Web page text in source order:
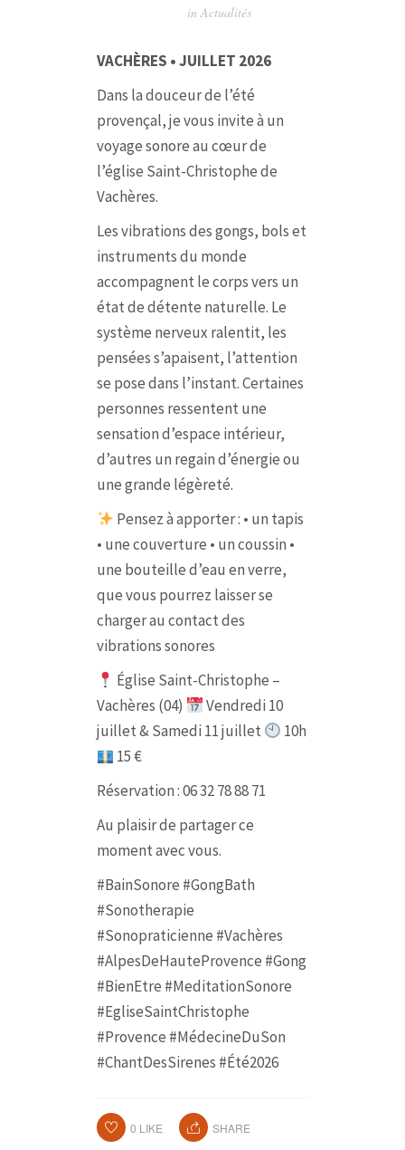
in Actualités
VACHÈRES • JUILLET 2026
Dans la douceur de l’été
provençal, je vous invite à un
voyage sonore au cœur de
l’église Saint-Christophe de
Vachères.
Les vibrations des gongs, bols et
instruments du monde
accompagnent le corps vers un
état de détente naturelle. Le
système nerveux ralentit, les
pensées s’apaisent, l’attention
se pose dans l’instant. Certaines
personnes ressentent une
sensation d’espace intérieur,
d’autres un regain d’énergie ou
une grande légèreté.
Pensez à apporter : • un tapis
• une couverture • un coussin •
une bouteille d’eau en verre,
que vous pourrez laisser se
charger au contact des
vibrations sonores
Église Saint-Christophe –
Vachères (04)
Vendredi 10
juillet & Samedi 11 juillet
10h
15 €
Réservation : 06 32 78 88 71
Au plaisir de partager ce
moment avec vous.
#BainSonore #GongBath
#Sonotherapie
#Sonopraticienne #Vachères
#AlpesDeHauteProvence #Gong
#BienEtre #MeditationSonore
#EgliseSaintChristophe
#Provence #MédecineDuSon
#ChantDesSirenes #Été2026
0 LIKE SHARE